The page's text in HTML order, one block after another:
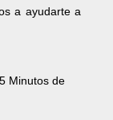
a ayudarte a
Minutos de